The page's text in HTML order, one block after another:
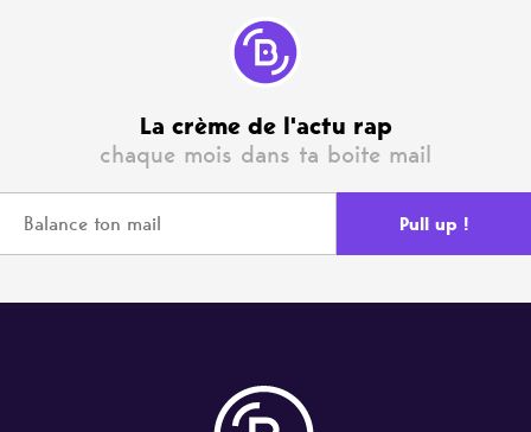
La crème de l'actu rap
chaque mois dans ta boite mail